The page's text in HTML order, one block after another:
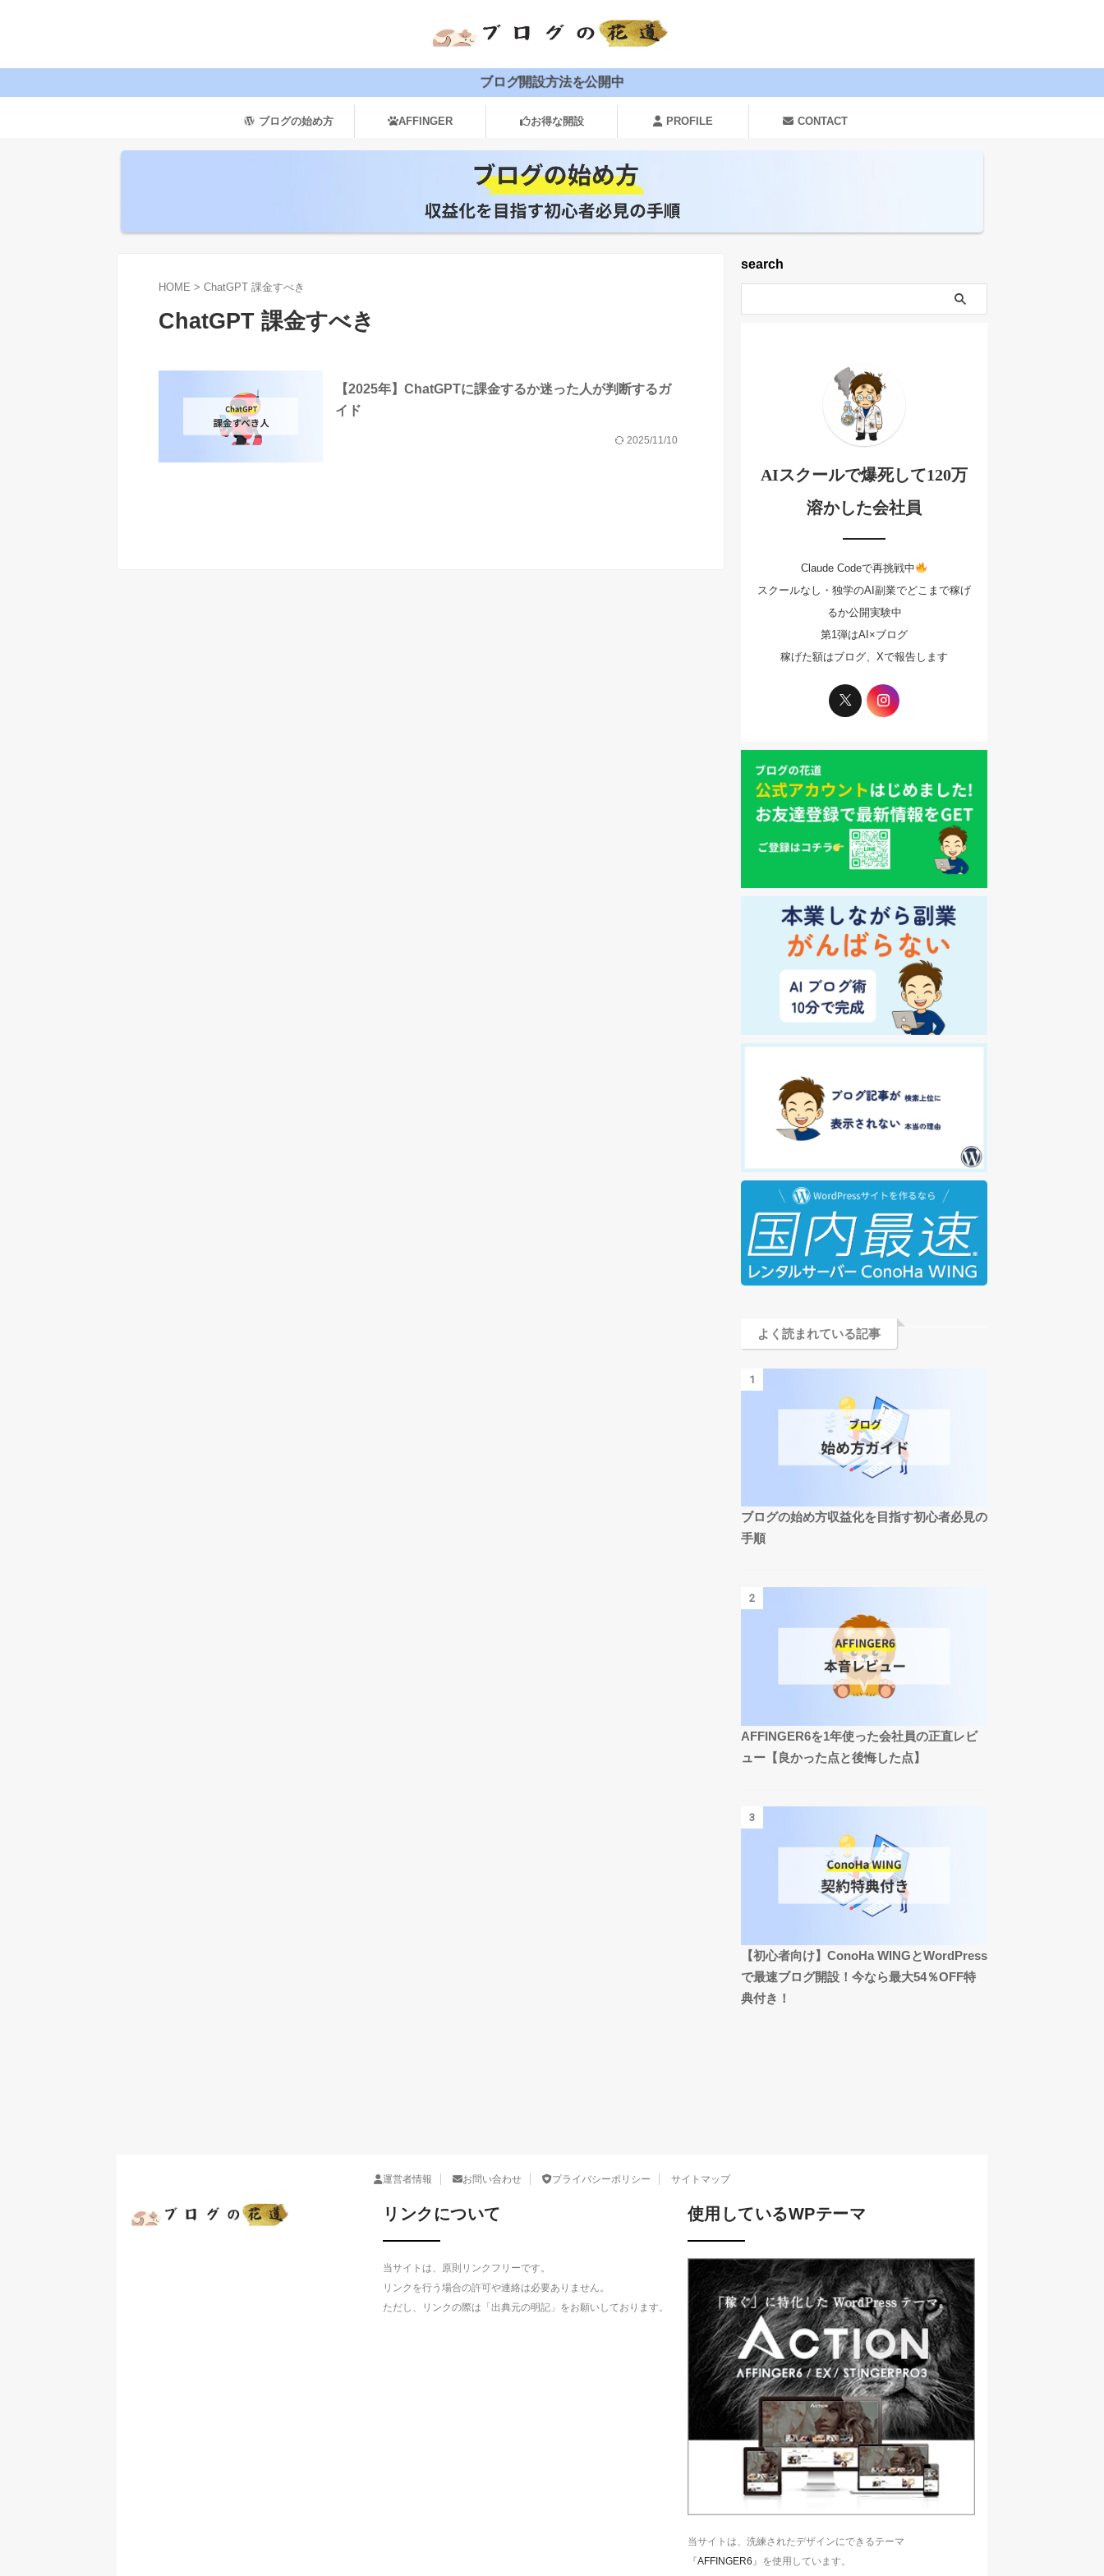
ブログ開設方法を公開中
ブログの始め方 AFFINGER お得な開設 PROFILE CONTACT
HOME > ChatGPT 課金すべき
ChatGPT 課金すべき
【2025年】ChatGPTに課金するか迷った人が判断するガ
イド
2025/11/10
search
AIスクールで爆死して120万
溶かした会社員
Claude Codeで再挑戦中
スクールなし・独学のAI副業でどこまで稼げ
るか公開実験中
第1弾はAI×ブログ
稼げた額はブログ、Xで報告します
よく読まれている記事
1
ブログの始め方収益化を目指す初心者必見の
手順
2
AFFINGER6を1年使った会社員の正直レビ
ュー【良かった点と後悔した点】
3
【初心者向け】ConoHa WINGとWordPress
で最速ブログ開設！今なら最大54％OFF特
典付き！
運営者情報 お問い合わせ プライバシーポリシー サイトマップ
リンクについて
当サイトは、原則リンクフリーです。
リンクを行う場合の許可や連絡は必要ありません。
ただし、リンクの際は「出典元の明記」をお願いしております。
使用しているWPテーマ
当サイトは、洗練されたデザインにできるテーマ
『AFFINGER6 』を使用しています。